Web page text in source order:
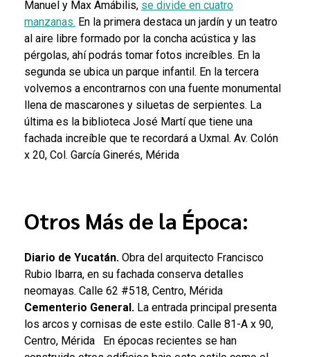
Manuel y Max Amábilis, se divide en cuatro
manzanas. En la primera destaca un jardín y un teatro
al aire libre formado por la concha acústica y las
pérgolas, ahí podrás tomar fotos increíbles. En la
segunda se ubica un parque infantil. En la tercera
volvemos a encontrarnos con una fuente monumental
llena de mascarones y siluetas de serpientes. La
última es la biblioteca José Martí que tiene una
fachada increíble que te recordará a Uxmal. Av. Colón
x 20, Col. García Ginerés, Mérida
Otros Más de la Época:
Diario de Yucatán. Obra del arquitecto Francisco
Rubio Ibarra, en su fachada conserva detalles
neomayas. Calle 62 #518, Centro, Mérida
Cementerio General. La entrada principal presenta
los arcos y cornisas de este estilo. Calle 81-A x 90,
Centro, Mérida
En épocas recientes se han